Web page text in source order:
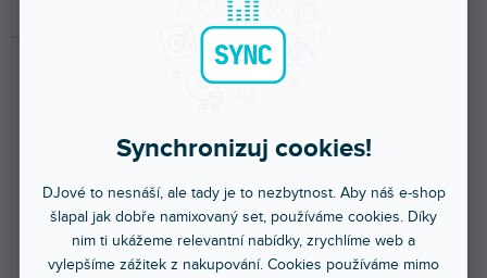
Synchronizuj cookies!
DJové to nesnáší, ale tady je to nezbytnost. Aby náš e-shop
šlapal jak dobře namixovaný set, používáme cookies. Díky
nim ti ukážeme relevantní nabídky, zrychlíme web a
vylepšíme zážitek z nakupování. Cookies používáme mimo
MTP 350 CM
DOPRAVA ZDARMA
RAY